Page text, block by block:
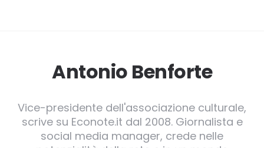
Antonio Benforte
Vice-presidente dell'associazione culturale,
scrive su Econote.it dal 2008. Giornalista e
social media manager, crede nelle